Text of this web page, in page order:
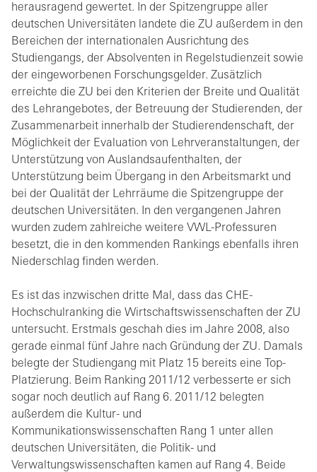
herausragend gewertet. In der Spitzengruppe aller
deutschen Universitäten landete die ZU außerdem in den
Bereichen der internationalen Ausrichtung des
Studiengangs, der Absolventen in Regelstudienzeit sowie
der eingeworbenen Forschungsgelder. Zusätzlich
erreichte die ZU bei den Kriterien der Breite und Qualität
des Lehrangebotes, der Betreuung der Studierenden, der
Zusammenarbeit innerhalb der Studierendenschaft, der
Möglichkeit der Evaluation von Lehrveranstaltungen, der
Unterstützung von Auslandsaufenthalten, der
Unterstützung beim Übergang in den Arbeitsmarkt und
bei der Qualität der Lehrräume die Spitzengruppe der
deutschen Universitäten. In den vergangenen Jahren
wurden zudem zahlreiche weitere VWL-Professuren
besetzt, die in den kommenden Rankings ebenfalls ihren
Niederschlag finden werden.
Es ist das inzwischen dritte Mal, dass das CHE-
Hochschulranking die Wirtschaftswissenschaften der ZU
untersucht. Erstmals geschah dies im Jahre 2008, also
gerade einmal fünf Jahre nach Gründung der ZU. Damals
belegte der Studiengang mit Platz 15 bereits eine Top-
Platzierung. Beim Ranking 2011/12 verbesserte er sich
sogar noch deutlich auf Rang 6. 2011/12 belegten
außerdem die Kultur- und
Kommunikationswissenschaften Rang 1 unter allen
deutschen Universitäten, die Politik- und
Verwaltungswissenschaften kamen auf Rang 4. Beide